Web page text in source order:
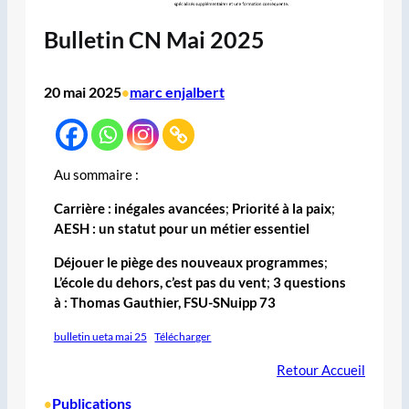
Bulletin CN Mai 2025
20 mai 2025•marc enjalbert
Au sommaire :
Carrière : inégales avancées; Priorité à la paix;
AESH : un statut pour un métier essentiel
Déjouer le piège des nouveaux programmes;
L’école du dehors, c’est pas du vent; 3 questions
à : Thomas Gauthier, FSU-SNuipp 73
bulletin ueta mai 25 Télécharger
Retour Accueil
•Publications